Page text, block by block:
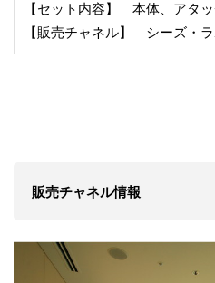
【セット内容】 本体、アタ
【販売チャネル】 シーズ・
販売チャネル情報